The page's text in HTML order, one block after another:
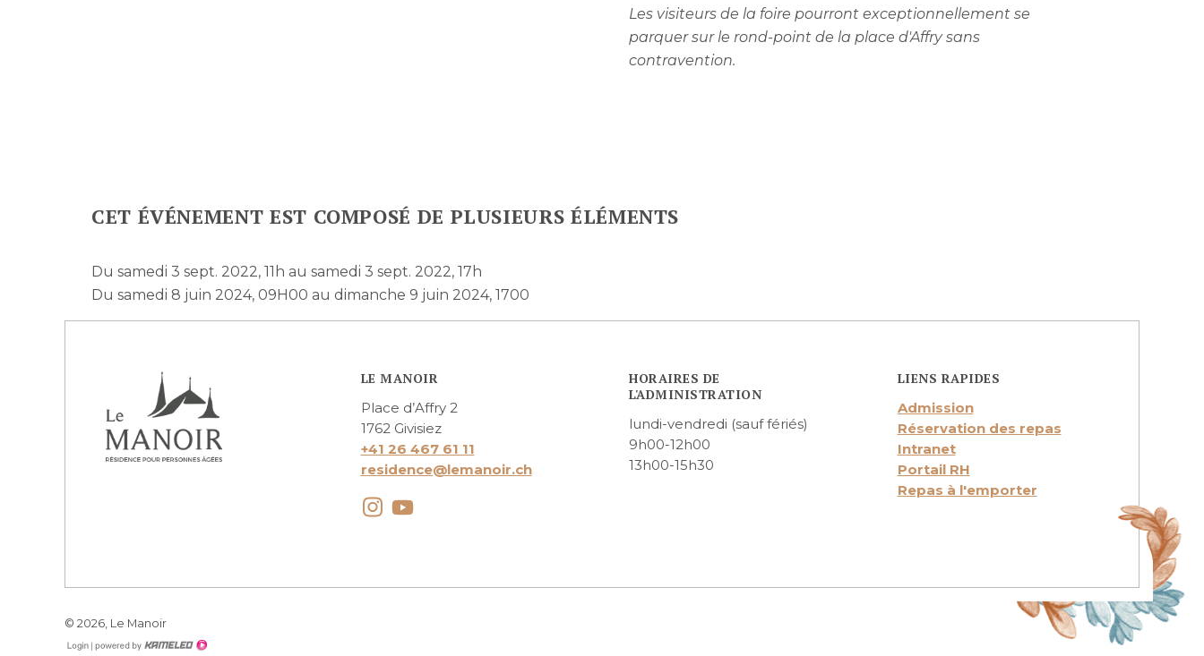
Les visiteurs de la foire pourront exceptionnellement se
parquer sur le rond-point de la place d'Affry sans
contravention.
CET ÉVÉNEMENT EST COMPOSÉ DE PLUSIEURS ÉLÉMENTS
Du samedi 3 sept. 2022, 11h au samedi 3 sept. 2022, 17h
Du samedi 8 juin 2024, 09H00 au dimanche 9 juin 2024, 1700
LE MANOIR
Place d’Affry 2
1762 Givisiez
+41 26 467 61 11
residence@lemanoir.ch
HORAIRES DE
L'ADMINISTRATION
lundi-vendredi (sauf fériés)
9h00-12h00
13h00-15h30
LIENS RAPIDES
Admission
Réservation des repas
Intranet
Portail RH
Repas à l'emporter
© 2026, Le Manoir